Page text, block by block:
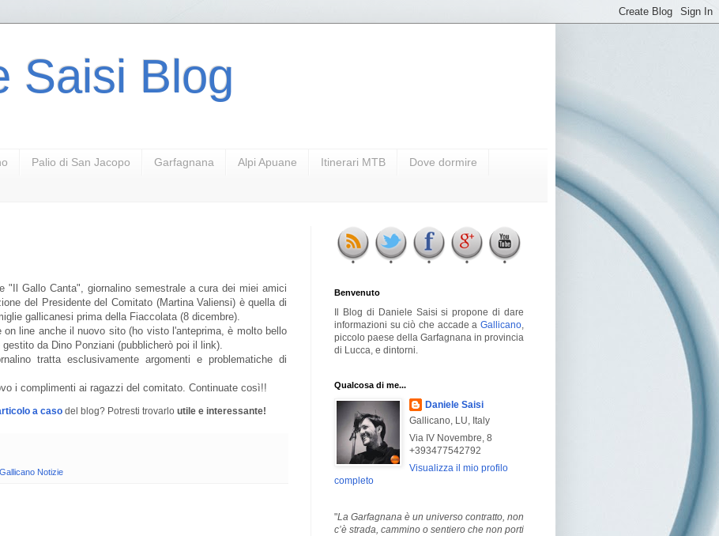
Saisi Blog
Palio di San Jacopo Garfagnana Alpi Apuane Itinerari MTB Dove dormire
"Il Gallo Canta", giornalino semestrale a cura dei miei amici
del Presidente del Comitato (Martina Valiensi) è quella di
gallicanesi prima della Fiaccolata (8 dicembre).
on line anche il nuovo sito (ho visto l'anteprima, è molto bello
da Dino Ponziani (pubblicherò poi il link).
tratta esclusivamente argomenti e problematiche di
i complimenti ai ragazzi del comitato. Continuate così!!
a caso del blog? Potresti trovarlo utile e interessante!
Gallicano Notizie
Benvenuto
Il Blog di Daniele Saisi si propone di dare
informazioni su ciò che accade a Gallicano
piccolo paese della Garfagnana in provincia
di Lucca, e dintorni.
Qualcosa di me...
Daniele Saisi
Gallicano, LU, Italy
Via IV Novembre, 8
+393477542792
Visualizza il mio profilo
completo
"La Garfagnana è un universo contratto, non
c’è strada, cammino o sentiero che non porti